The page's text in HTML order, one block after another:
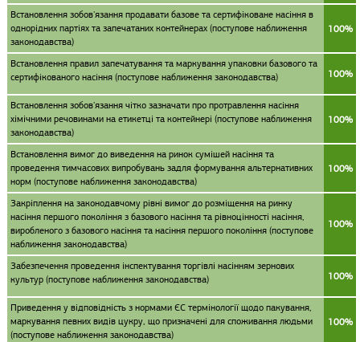
Встановлення зобов'язання продавати базове та сертифіковане насіння в
однорідних партіях та запечатаних контейнерах (поступове наближення
законодавства)
100%
Встановлення правил запечатування та маркування упаковки базового та
сертифікованого насіння (поступове наближення законодавства)
100%
Встановлення зобов'язання чітко зазначати про протравлення насіння
хімічними речовинами на етикетці та контейнері (поступове наближення
законодавства)
100%
Встановлення вимог до виведення на ринок сумішей насіння та
проведення тимчасових випробувань задля формування альтернативних
норм (поступове наближення законодавства)
100%
Закріплення на законодавчому рівні вимог до розміщення на ринку
насіння першого покоління з базового насіння та рівноцінності насіння,
виробленого з базового насіння та насіння першого покоління (поступове
наближення законодавства)
100%
Забезпечення проведення інспектування торгівлі насінням зернових
культур (поступове наближення законодавства)
100%
Приведення у відповідність з нормами ЄС термінології щодо пакування,
маркування певних видів цукру, що призначені для споживання людьми
(поступове наближення законодавства)
100%